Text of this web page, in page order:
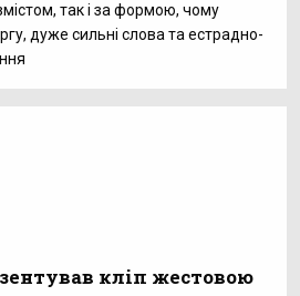
так і за формою, чому
дуже сильні слова та естрадно-
кліп жестовою